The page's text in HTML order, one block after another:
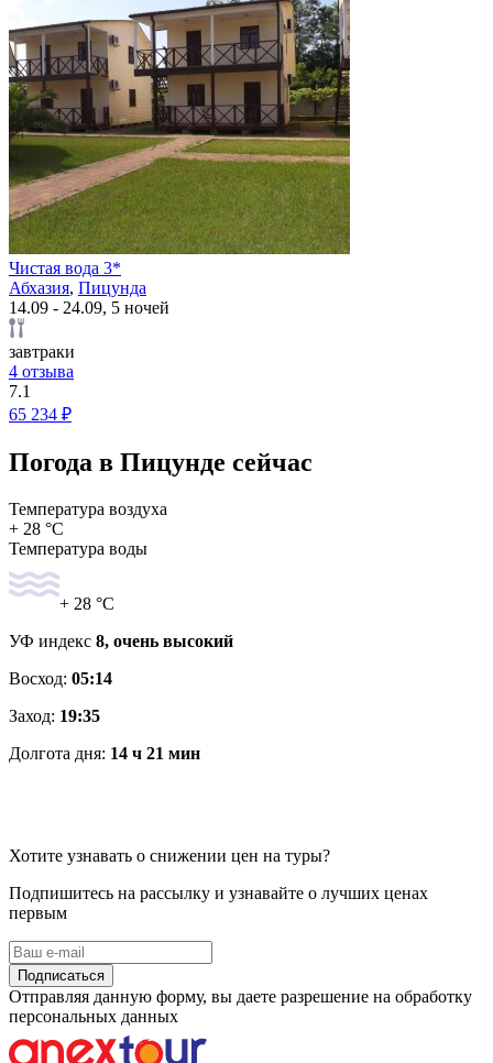
Чистая вода 3*
Абхазия, Пицунда
14.09 - 24.09, 5 ночей
завтраки
4 отзыва
7.1
65 234 ₽
Погода в Пицунде сейчас
Температура воздуха
+ 28 °C
Температура воды
+ 28 °C
УФ индекс 8, очень высокий
Восход: 05:14
Заход: 19:35
Долгота дня: 14 ч 21 мин
Хотите узнавать о снижении цен на туры?
Подпишитесь на рассылку и узнавайте о лучших ценах
первым
Подписаться
Отправляя данную форму, вы даете разрешение на обработку
персональных данных